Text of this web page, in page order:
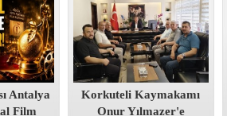
Antalya
Film
Korkuteli Kaymakamı
Onur Yılmazer'e